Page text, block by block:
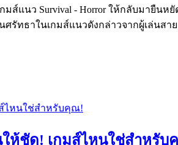
มส์แนว Survival - Horror ให้กลับมายืนห
รัทธาในเกมส์แนวดังกล่าวจากผู้เล่นสา
ให้ชัด! เกมส์ไหนใช่สำหรับ